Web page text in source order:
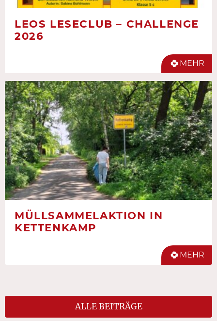
LEOS LESECLUB – CHALLENGE
2026
MEHR
MÜLLSAMMELAKTION IN
KETTENKAMP
MEHR
ALLE BEITRÄGE